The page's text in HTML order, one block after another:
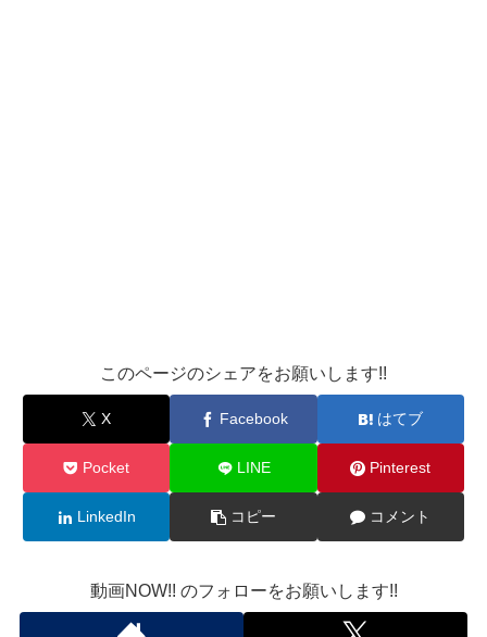
このページのシェアをお願いします!!
X Facebook はてブ
Pocket LINE Pinterest
LinkedIn コピー コメント
動画NOW!! のフォローをお願いします!!